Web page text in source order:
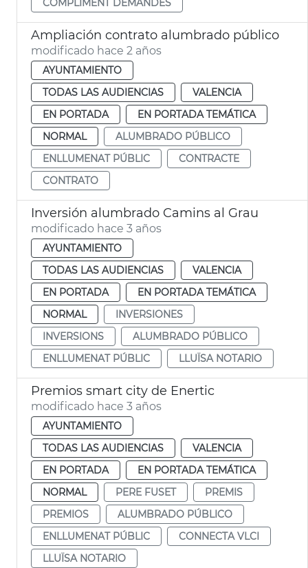
Ampliación contrato alumbrado público
modificado hace 2 años
AYUNTAMIENTO
TODAS LAS AUDIENCIAS
VALENCIA
EN PORTADA
EN PORTADA TEMÁTICA
NORMAL
ALUMBRADO PÚBLICO
ENLLUMENAT PÚBLIC
CONTRACTE
CONTRATO
Inversión alumbrado Camins al Grau
modificado hace 3 años
AYUNTAMIENTO
TODAS LAS AUDIENCIAS
VALENCIA
EN PORTADA
EN PORTADA TEMÁTICA
NORMAL
INVERSIONES
INVERSIONS
ALUMBRADO PÚBLICO
ENLLUMENAT PÚBLIC
LLUÏSA NOTARIO
Premios smart city de Enertic
modificado hace 3 años
AYUNTAMIENTO
TODAS LAS AUDIENCIAS
VALENCIA
EN PORTADA
EN PORTADA TEMÁTICA
NORMAL
PERE FUSET
PREMIS
PREMIOS
ALUMBRADO PÚBLICO
ENLLUMENAT PÚBLIC
CONNECTA VLCI
LLUÏSA NOTARIO